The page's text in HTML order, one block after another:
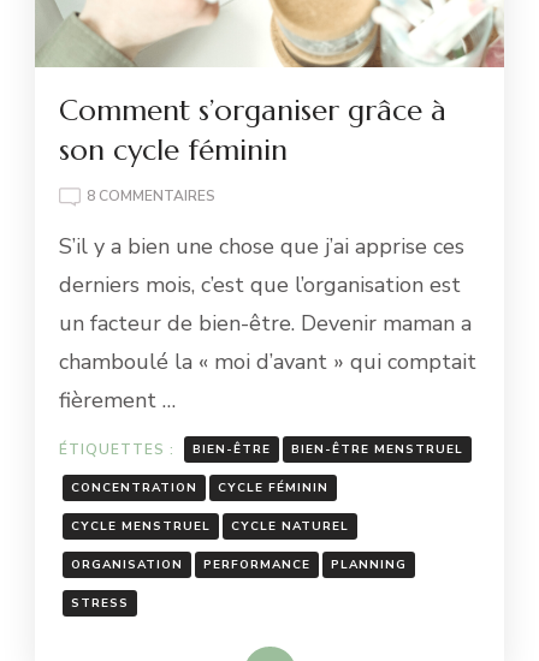
Comment s’organiser grâce à
son cycle féminin
8 COMMENTAIRES
S’ORGANISER
À
SON
FÉMININ
S’il y a bien une chose que j’ai apprise ces
derniers mois, c’est que l’organisation est
un facteur de bien-être. Devenir maman a
chamboulé la « moi d’avant » qui comptait
fièrement …
ÉTIQUETTES : BIEN-ÊTRE BIEN-ÊTRE MENSTRUEL
CONCENTRATION CYCLE FÉMININ
CYCLE MENSTRUEL CYCLE NATUREL
ORGANISATION PERFORMANCE PLANNING
STRESS